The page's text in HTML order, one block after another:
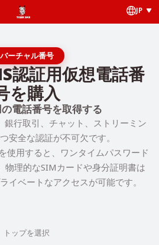
JP
バーチャル番号
認証用仮想電話番
を購入
電話番号を取得する
銀行取引、チャット、ストリーミン
安全な認証が不可欠です。
使用すると、ワンタイムパスワード
物理的なSIMカードや身分証明書は
イベートなアクセスが可能です。
トップを選択